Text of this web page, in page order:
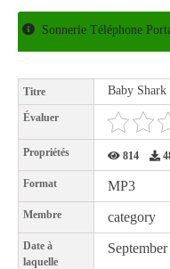
Sonnerie Téléphone
Titre Baby
Évaluer
Propriétés 814
Format MP3
Membre category
Date à
laquelle